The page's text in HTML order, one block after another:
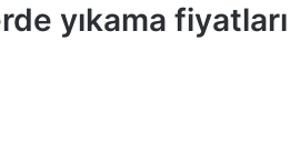
yıkama fiyatları